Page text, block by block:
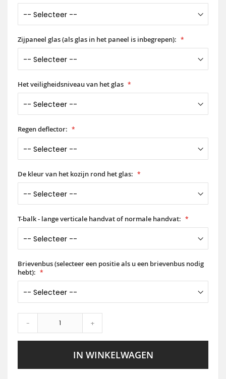
Zijpaneel glas (als glas in het paneel is inbegrepen):
Het veiligheidsniveau van het glas
Regen deflector:
De kleur van het kozijn rond het glas:
T-balk - lange verticale handvat of normale handvat:
Brievenbus (selecteer een positie als u een brievenbus nodig
hebt):
- +
IN WINKELWAGEN